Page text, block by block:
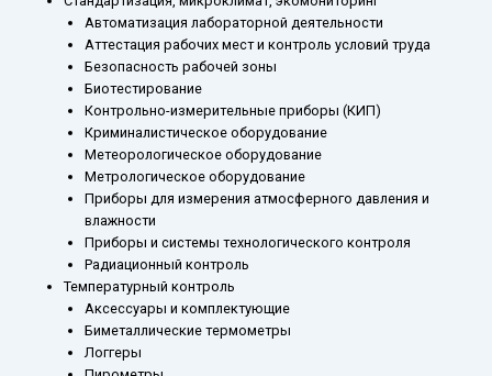
Автоматизация лабораторной деятельности
Аттестация рабочих мест и контроль условий труда
Безопасность рабочей зоны
Биотестирование
Контрольно-измерительные приборы (КИП)
Криминалистическое оборудование
Метеорологическое оборудование
Метрологическое оборудование
Приборы для измерения атмосферного давления и
влажности
Приборы и системы технологического контроля
Радиационный контроль
Температурный контроль
Аксессуары и комплектующие
Биметаллические термометры
Логгеры